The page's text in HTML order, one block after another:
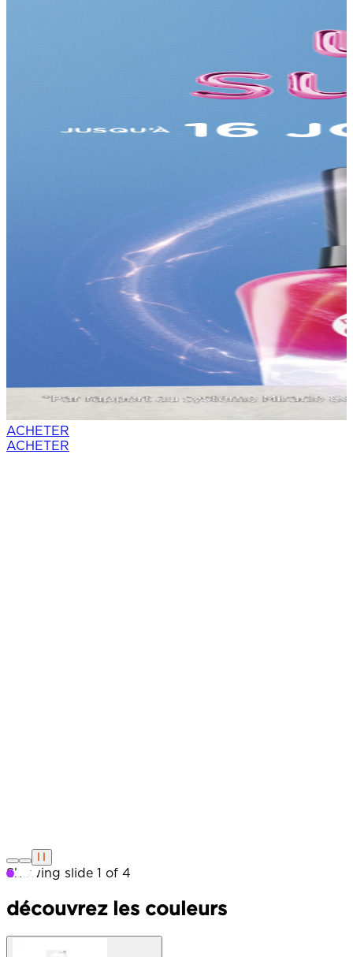
ACHETER
ACHETER
Showing slide 1 of 4
découvrez les couleurs